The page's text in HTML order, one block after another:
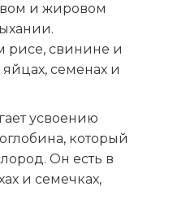
и жировом
рисе, свинине и
семенах и
усвоению
который
Он есть в
и семечках,